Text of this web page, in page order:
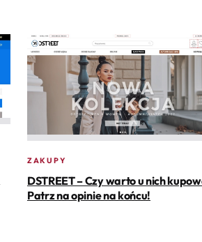
ZAKUPY
DSTREET – Czy warto u nich
Patrz na opinie na końcu!